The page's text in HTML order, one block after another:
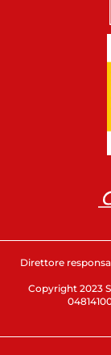
Direttore
Copyright 2023